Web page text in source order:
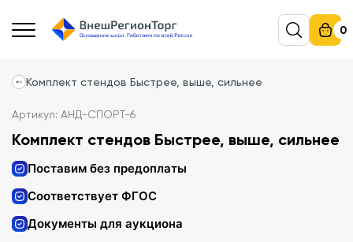
0
Комплект стендов Быстрее, выше, сильнее
Артикул: АНД-СПОРТ-6
Комплект стендов Быстрее, выше, сильнее
Поставим без предоплаты
Соответствует ФГОС
Документы для аукциона